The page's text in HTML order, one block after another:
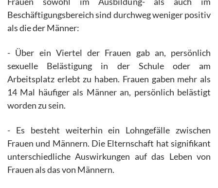
Beschäftigungsbereich sind durchweg weniger positiv
als die der Männer:
- Über ein Viertel der Frauen gab an, persönlich
sexuelle Belästigung in der Schule oder am
Arbeitsplatz erlebt zu haben. Frauen gaben mehr als
14 Mal häufiger als Männer an, persönlich belästigt
worden zu sein.
- Es besteht weiterhin ein Lohngefälle zwischen
Frauen und Männern. Die Elternschaft hat signifikant
unterschiedliche Auswirkungen auf das Leben von
Frauen als das von Männern.